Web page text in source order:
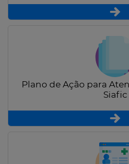
Plano de Ação para
Siafic